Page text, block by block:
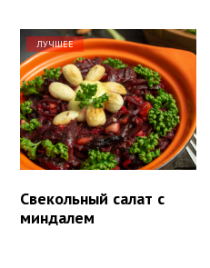
ЛУЧШЕЕ
Свекольный салат с
миндалем